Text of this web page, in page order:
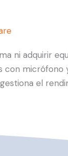
ni adquirir
con
el